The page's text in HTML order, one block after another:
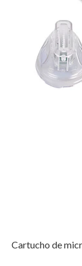
Cartucho de